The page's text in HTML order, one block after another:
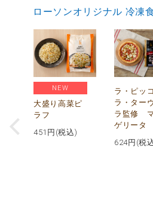
ローソンオリジナル 冷凍
NEW
大盛り高菜ピ
ラフ
451 円(税込)
ラ・ピッコ
ラ・ター
ラ監修
ゲリータ
624円(税